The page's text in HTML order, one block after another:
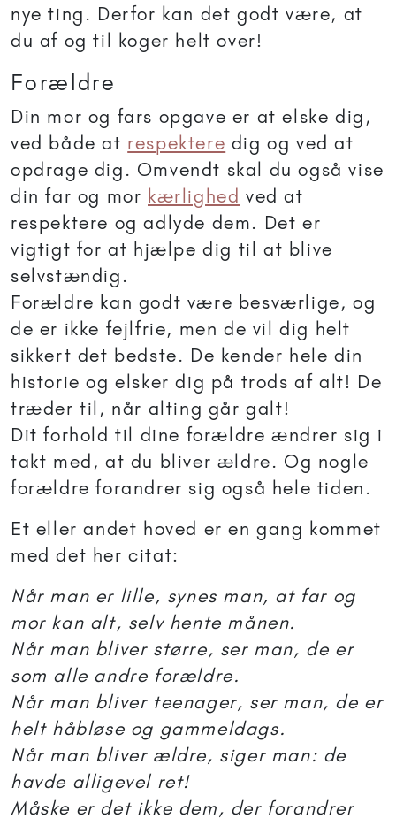
nye ting. Derfor kan det godt være, at
du af og til koger helt over!
Forældre
Din mor og fars opgave er at elske dig,
ved både at respektere dig og ved at
opdrage dig. Omvendt skal du også vise
din far og mor kærlighed ved at
respektere og adlyde dem. Det er
vigtigt for at hjælpe dig til at blive
selvstændig.
Forældre kan godt være besværlige, og
de er ikke fejlfrie, men de vil dig helt
sikkert det bedste. De kender hele din
historie og elsker dig på trods af alt! De
træder til, når alting går galt!
Dit forhold til dine forældre ændrer sig i
takt med, at du bliver ældre. Og nogle
forældre forandrer sig også hele tiden.
Et eller andet hoved er en gang kommet
med det her citat:
Når man er lille, synes man, at far og
mor kan alt, selv hente månen.
Når man bliver større, ser man, de er
som alle andre forældre.
Når man bliver teenager, ser man, de er
helt håbløse og gammeldags.
Når man bliver ældre, siger man: de
havde alligevel ret!
Måske er det ikke dem, der forandrer